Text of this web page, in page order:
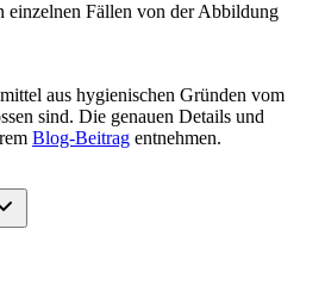
einzelnen Fällen von der Abbildung
aus hygienischen Gründen vom
sind. Die genauen Details und
Blog-Beitrag entnehmen.